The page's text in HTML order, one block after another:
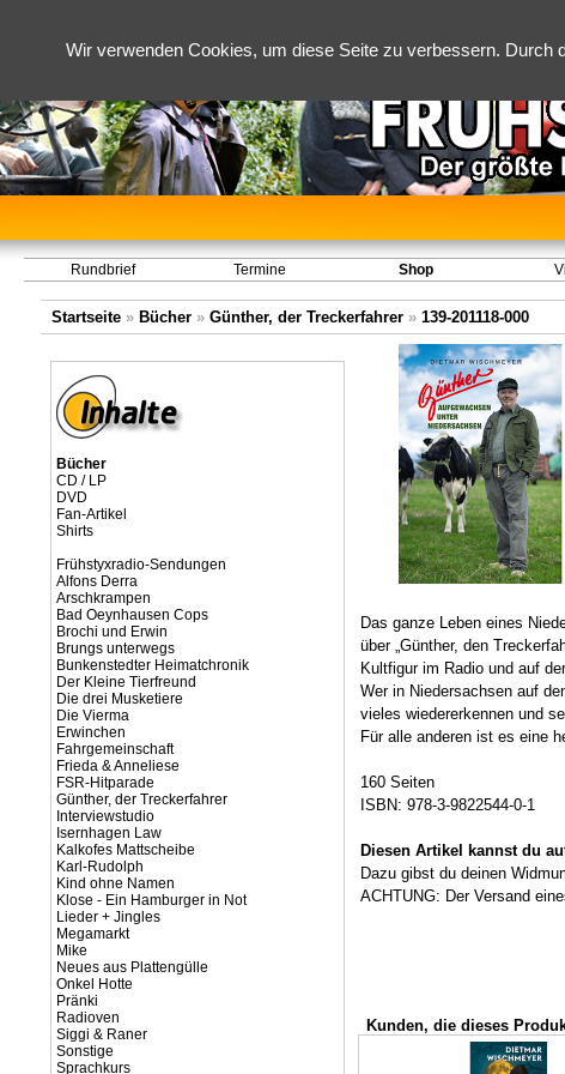
Wir verwenden Cookies, um diese Seite zu verbessern.
Rundbrief Termine Shop
Startseite » Bücher » Günther, der Treckerfahrer » 139-201118-000
Bücher
CD / LP
DVD
Fan-Artikel
Shirts
Frühstyxradio-Sendungen
Alfons Derra
Arschkrampen
Bad Oeynhausen Cops
Brochi und Erwin
Brungs unterwegs
Bunkenstedter Heimatchronik
Der Kleine Tierfreund
Die drei Musketiere
Die Vierma
Erwinchen
Fahrgemeinschaft
Frieda & Anneliese
FSR-Hitparade
Günther, der Treckerfahrer
Interviewstudio
Isernhagen Law
Kalkofes Mattscheibe
Karl-Rudolph
Kind ohne Namen
Klose - Ein Hamburger in Not
Lieder + Jingles
Megamarkt
Mike
Neues aus Plattengülle
Onkel Hotte
Pränki
Radioven
Siggi & Raner
Sonstige
Sprachkurs
Das ganze Leben eines
über „Günther, den
Kultfigur im Radio und auf
Wer in Niedersachsen auf
vieles wiedererkennen und
Für alle anderen ist es eine
160 Seiten
ISBN: 978-3-9822544-0-1
Diesen Artikel kannst du
Dazu gibst du deinen
ACHTUNG: Der Versand
Kunden, die dieses